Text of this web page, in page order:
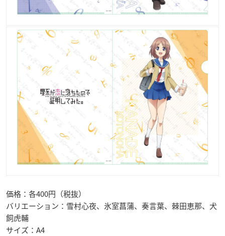
価格：各400円（税抜）
バリエーション：雪村心夜、氷室菖蒲、奏言葉、棘田恵那、犬
飼虎輔
サイズ：A4